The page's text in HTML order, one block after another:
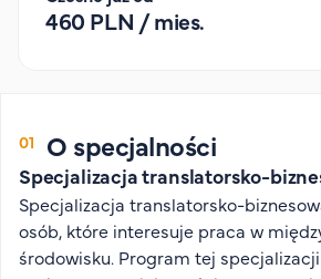
Organizacja studiów
Dyżury prorektorów
O rekrutacji
Jak zostać studentem AHE
Biuro rekrutacji
460 PLN / mies.
O specjalności
Specjalizacja translatorsko-
Specjalizacja translatorsko-
osób, które interesuje praca w
środowisku. Program tej